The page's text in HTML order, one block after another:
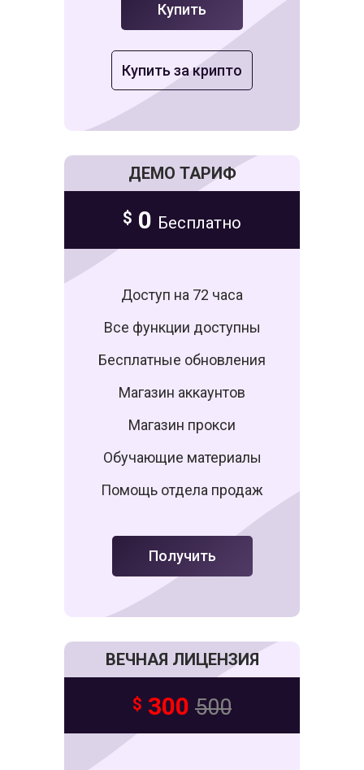
Купить
Купить за крипто
ДЕМО ТАРИФ
$ 0 Бесплатно
Доступ на 72 часа
Все функции доступны
Бесплатные обновления
Магазин аккаунтов
Магазин прокси
Обучающие материалы
Помощь отдела продаж
Получить
ВЕЧНАЯ ЛИЦЕНЗИЯ
$ 300 500